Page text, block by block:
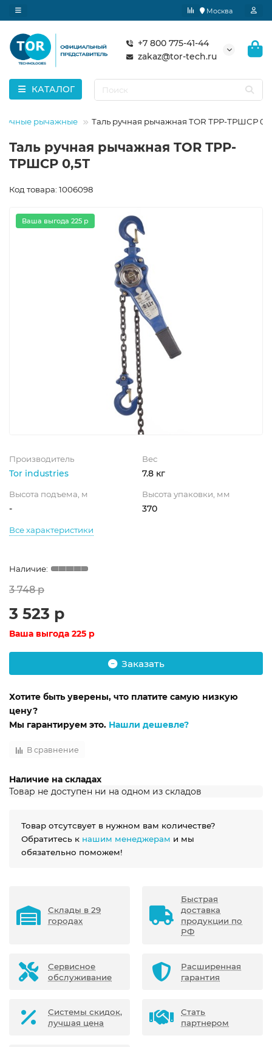
Москва
+7 800 775-41-44
zakaz@tor-tech.ru
КАТАЛОГ
ручные рычажные Таль ручная рычажная TOR ТРР-ТРШСР
Таль ручная рычажная TOR ТРР-
ТРШСР 0,5Т
Код товара: 1006098
Ваша выгода 225 р
Производитель
Tor industries
Вес
7.8 кг
Высота подъема, м
-
Высота упаковки, мм
370
Все характеристики
3 748 р
3 523 р
Ваша выгода 225 р
Заказать
Хотите быть уверены, что платите самую низкую
цену?
Мы гарантируем это. Нашли дешевле?
В сравнение
Наличие на складах
Товар не доступен ни на одном из складов
Товар отсутсвует в нужном вам количестве?
Обратитесь к нашим менеджерам и мы
обязательно поможем!
Склады в 29
городах
Быстрая
доставка
продукции по
РФ
Сервисное
обслуживание
Расширенная
гарантия
Системы скидок,
лучшая цена
Стать
партнером